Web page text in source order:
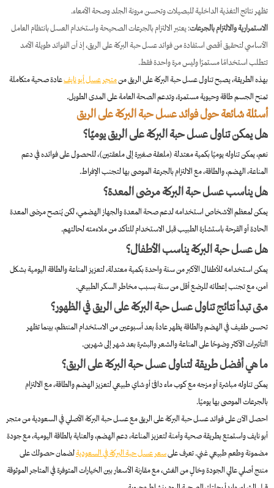
تظهر نتائج التغذية الداخلية للبصيلات وتحسن مرونة الجلد وصحة الأمعاء.
الاستمرارية والالتزام بالجرعات: يعتبر الالتزام بالجرعات الصحيحة واستخدام العسل بانتظام العامل
الأساسي لتحقيق أقصى استفادة من فوائد عسل حبة البركة على الريق، إذ أن الفوائد طويلة الأمد
تتطلب استخدامًا مستمرًا وليس مرة واحدة فقط.
بهذه الطريقة، يصبح تناول عسل حبة البركة على الريق منمتجر عسل أبو نايفعادة صحية متكاملة
تمنح الجسم طاقة وحيوية مستمرة، وتدعم الصحة العامة على المدى الطويل.
أسئلة شائعة حول فوائد عسل حبة البركة على الريق
هل يمكن تناول عسل حبة البركة على الريق يوميًا؟
نعم، يمكن تناوله يوميًا بكمية معتدلة (ملعقة صغيرة إلى ملعقتين)، للحصول على فوائده في دعم
المناعة، الهضم، والطاقة، مع الالتزام بالجرعة الموصى بها لتجنب الإفراط.
هل يناسب عسل حبة البركة مرضى المعدة؟
يمكن لمعظم الأشخاص استخدامه لدعم صحة المعدة والجهاز الهضمي، لكن يُنصح مرضى المعدة
الحادة أو القرحة باستشارة الطبيب قبل الاستخدام للتأكد من ملاءمته لحالتهم.
هل عسل حبة البركة يناسب الأطفال؟
يمكن استخدامه للأطفال الأكبر من سنة واحدة بكمية معتدلة، لتعزيز المناعة والطاقة اليومية بشكل
آمن، مع تجنب إعطائه للرضع أقل من سنة بسبب مخاطر السكر الطبيعي.
متى تبدأ نتائج تناول عسل حبة البركة على الريق في الظهور؟
تحسن طفيف في الهضم والطاقة يظهر عادةً بعد أسبوعين من الاستخدام المنتظم، بينما تظهر
التأثيرات الأكثر وضوحًا على المناعة والشعر والبشرة بعد شهر إلى شهرين.
ما هي أفضل طريقة لتناول عسل حبة البركة على الريق؟
يمكن تناوله مباشرة أو مزجه مع كوب ماء دافئ أو شاي طبيعي لتعزيز الهضم والطاقة، مع الالتزام
بالجرعات الموصى بها يوميًا.
احصل الآن على فوائد عسل حبة البركة على الريق مع عسل حبة البركة الأصلي في السعودية من متجر
أبو نايف واستمتع بطريقة صحية وآمنة لتعزيز المناعة، دعم الهضم، والعناية بالطاقة اليومية، مع جودة
مضمونة وطعم طبيعي غني. تعرف علىسعر عسل حبة البركة في السعوديةلضمان حصولك على
منتج أصلي عالي الجودة وخالٍ من الغش، مع مقارنة الأسعار بين الخيارات المتوفرة في المتاجر الموثوقة